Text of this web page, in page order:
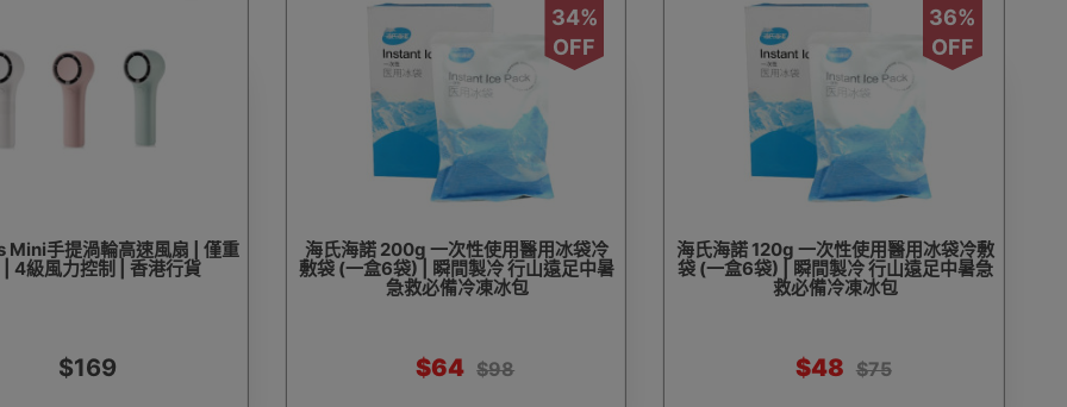
手提渦輪高速風扇 | 僅重
4級風力控制 | 香港行貨
$169
34%
OFF
海氏海諾 200g 一次性使用醫用冰袋冷
敷袋 (一盒6袋) | 瞬間製冷 行山遠足中暑
急救必備冷凍冰包
$64 $98
36%
OFF
海氏海諾 120g 一次性使用醫用冰袋冷敷
袋 (一盒6袋) | 瞬間製冷 行山遠足中暑急
救必備冷凍冰包
$48 $75